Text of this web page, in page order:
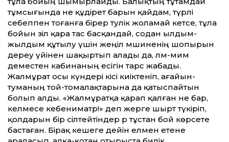
тұмсығында не құдірет барын қайдам, түрлі
себеппен тоғанға бірер тәулік жоламай кетсе, тұла
бойын зіл қара тас басқандай, содан ылдым-
жылдым құтылу үшін жеңіл мәшиненің шопырын
дереу үйінен шақыртып алады да, ләм-мим
деместен кабинаның есігін тарс жабады.
Жалмұрат осы күндері кісі киіктеніп, аға­йын-
туманың той-томалақтарына да қатыспайтын
болып алды. «Жалмұратқа қарап қалған не бар,
келмесе кебениматр!» деп жерге шырт түкіріп,
қолдарын бір сілтейтіндер әр тұстан бой көрсете
бастаған. Бірақ кешеге дейін елмен етене